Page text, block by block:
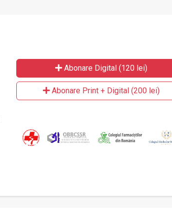
Abonare Digital (120 lei)
Abonare Print + Digital (200 lei)